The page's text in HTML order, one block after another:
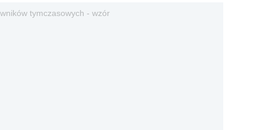
tymczasowych - wzór